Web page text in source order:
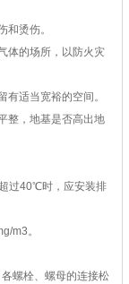
烫伤。
的场所，以防火灾
适当宽裕的空间。
，地基是否高出地
过40℃时，应安装排
m3。
螺栓、螺母的连接松